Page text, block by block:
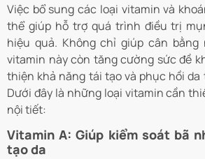
Việc bổ sung các loại vitamin và
thể giúp hỗ trợ quá trình điều trị
hiệu quả. Không chỉ giúp cân
vitamin này còn tăng cường sức đề
thiện khả năng tái tạo và phục hồi
Dưới đây là những loại vitamin cần
nội tiết:
Vitamin A: Giúp kiểm soát bã
tạo da